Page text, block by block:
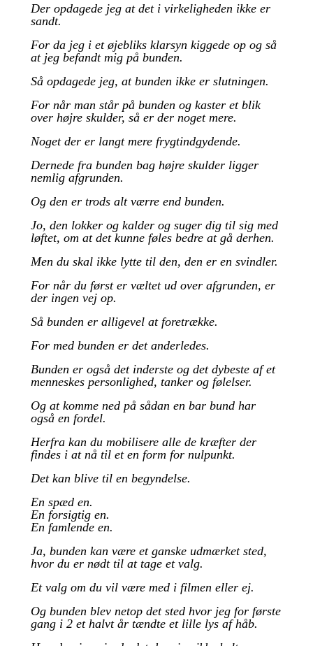
Der opdagede jeg at det i virkeligheden ikke er
sandt.
For da jeg i et øjebliks klarsyn kiggede op og så
at jeg befandt mig på bunden.
Så opdagede jeg, at bunden ikke er slutningen.
For når man står på bunden og kaster et blik
over højre skulder, så er der noget mere.
Noget der er langt mere frygtindgydende.
Dernede fra bunden bag højre skulder ligger
nemlig afgrunden.
Og den er trods alt værre end bunden.
Jo, den lokker og kalder og suger dig til sig med
løftet, om at det kunne føles bedre at gå derhen.
Men du skal ikke lytte til den, den er en svindler.
For når du først er væltet ud over afgrunden, er
der ingen vej op.
Så bunden er alligevel at foretrække.
For med bunden er det anderledes.
Bunden er også det inderste og det dybeste af et
menneskes personlighed, tanker og følelser.
Og at komme ned på sådan en bar bund har
også en fordel.
Herfra kan du mobilisere alle de kræfter der
findes i at nå til et en form for nulpunkt.
Det kan blive til en begyndelse.
En spæd en.
En forsigtig en.
En famlende en.
Ja, bunden kan være et ganske udmærket sted,
hvor du er nødt til at tage et valg.
Et valg om du vil være med i filmen eller ej.
Og bunden blev netop det sted hvor jeg for første
gang i 2 et halvt år tændte et lille lys af håb.